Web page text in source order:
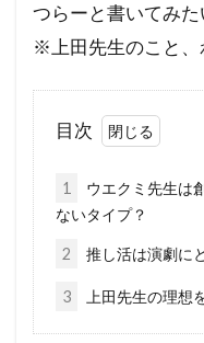
つらーと書いてみた
※上田先生のこと、
目次
1
ウエクミ先生は
ないタイプ？
2 推し活は演劇に
3 上田先生の理想